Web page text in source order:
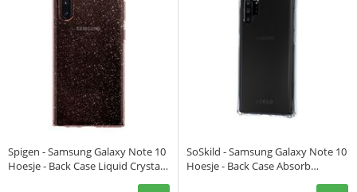
Spigen - Samsung Galaxy Note 10
Hoesje - Back Case Liquid Crystal
SoSkild - Samsung Galaxy Note 10
Hoesje - Back Case Absorb